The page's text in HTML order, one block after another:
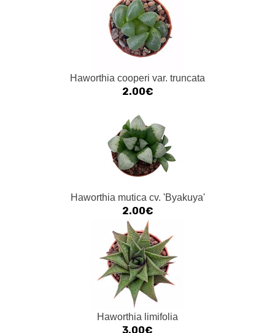
Haworthia cooperi var. truncata
2.00€
Haworthia mutica cv. 'Byakuya'
2.00€
Haworthia limifolia
3.00€